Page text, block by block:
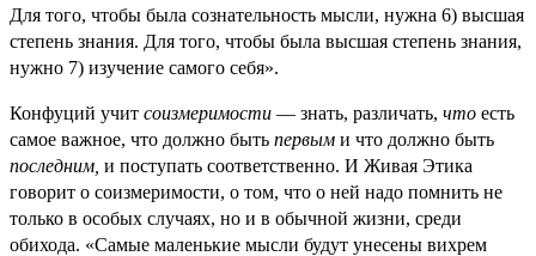
Для того, чтобы была сознательность мысли, нужна 6) высшая
степень знания. Для того, чтобы была высшая степень знания,
нужно 7) изучение самого себя».
Конфуций учит соизмеримости — знать, различать, что есть
самое важное, что должно быть первым и что должно быть
последним, и поступать соответственно. И Живая Этика
говорит о соизмеримости, о том, что о ней надо помнить не
только в особых случаях, но и в обычной жизни, среди
обихода. «Самые маленькие мысли будут унесены вихрем